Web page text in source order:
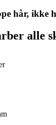
hår, ikke
alle